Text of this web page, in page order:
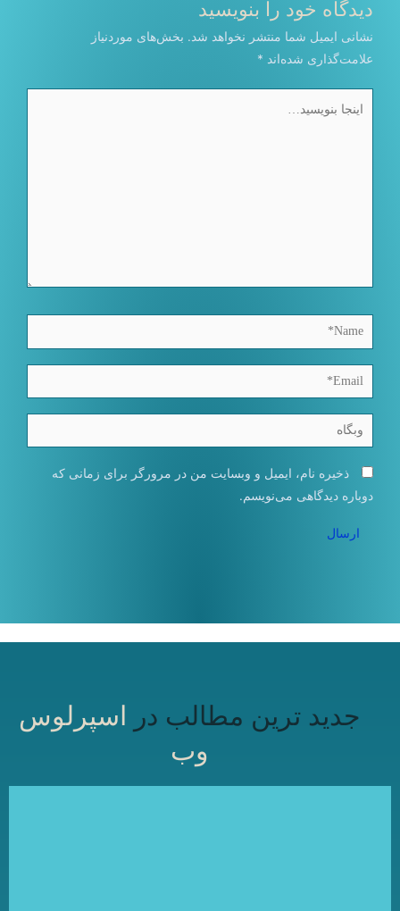
دیدگاه‌ خود را بنویسید
نشانی ایمیل شما منتشر نخواهد شد. بخش‌های موردنیاز
علامت‌گذاری شده‌اند *
بنویسید…
Name*
Email*
وبگاه
ذخیره نام، ایمیل و وبسایت من در مرورگر برای زمانی که
دوباره دیدگاهی می‌نویسم.
جدید ترین مطالب در
اسپرلوس
وب